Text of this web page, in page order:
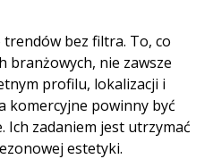
bez filtra. To, co
branżowych, nie zawsze
profilu, lokalizacji i
komercyjne powinny być
Ich zadaniem jest utrzymać
estetyki.